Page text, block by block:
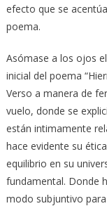
efecto que se
poema.
Asómase a los ojos
inicial del poema
Verso a manera de
vuelo, donde se
están intimamente
hace evidente su
equilibrio en su
fundamental. Donde
modo subjuntivo